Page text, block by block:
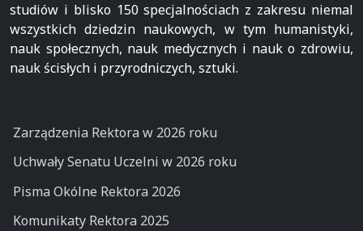
studiów i blisko 150 specjalnościach z zakresu niemal
wszystkich dziedzin naukowych, w tym humanistyki,
nauk społecznych, nauk medycznych i nauk o zdrowiu,
nauk ścisłych i przyrodniczych, sztuki.
Zarządzenia Rektora w 2026 roku
Uchwały Senatu Uczelni w 2026 roku
Pisma Okólne Rektora 2026
Komunikaty Rektora 2025